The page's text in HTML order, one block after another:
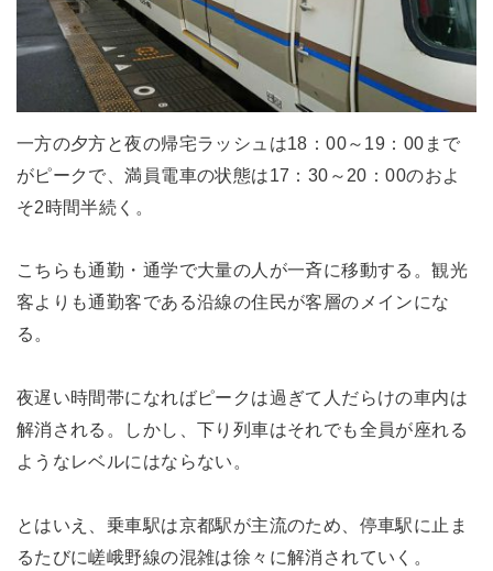
一方の夕方と夜の帰宅ラッシュは18：00～19：00まで
がピークで、満員電車の状態は17：30～20：00のおよ
そ2時間半続く。
こちらも通勤・通学で大量の人が一斉に移動する。観光
客よりも通勤客である沿線の住民が客層のメインにな
る。
夜遅い時間帯になればピークは過ぎて人だらけの車内は
解消される。しかし、下り列車はそれでも全員が座れる
ようなレベルにはならない。
とはいえ、乗車駅は京都駅が主流のため、停車駅に止ま
るたびに嵯峨野線の混雑は徐々に解消されていく。